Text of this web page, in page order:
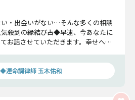
・出会いがない…そんな多くの相談
殺到の縁結び占◆早速、今あなたに
お話させていただきます。幸せへの
運命調律師 玉木佑和